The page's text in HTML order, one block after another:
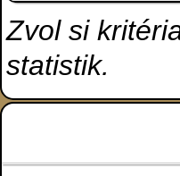
Zvol si
statistik.